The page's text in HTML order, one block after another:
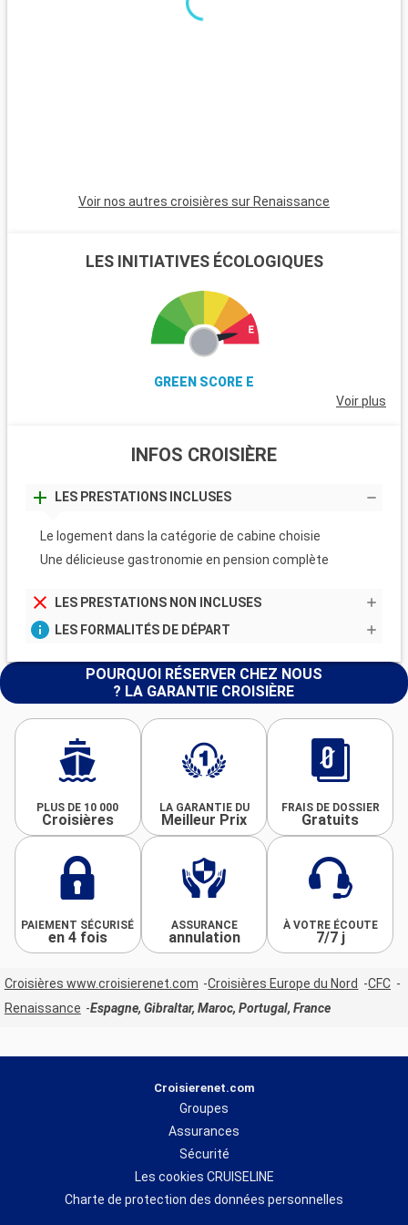
amoureux de la nature. Aix-en-Provence, ville d'art et
Voir nos autres croisières sur Renaissance
LES INITIATIVES ÉCOLOGIQUES
GREEN SCORE E
Voir plus
INFOS CROISIÈRE
LES PRESTATIONS INCLUSES
Le logement dans la catégorie de cabine choisie
Une délicieuse gastronomie en pension complète
LES PRESTATIONS NON INCLUSES
LES FORMALITÉS DE DÉPART
POURQUOI RÉSERVER CHEZ NOUS
? LA GARANTIE CROISIÈRE
PLUS DE 10 000
Croisières
LA GARANTIE DU
Meilleur Prix
FRAIS DE DOSSIER
Gratuits
PAIEMENT SÉCURISÉ
en 4 fois
ASSURANCE
annulation
À VOTRE ÉCOUTE
7/7 j
Croisières www.croisierenet.com Croisières Europe du Nord
CFC
Renaissance
Espagne, Gibraltar, Maroc, Portugal, France
Croisierenet.com
Groupes
Assurances
Sécurité
Les cookies CRUISELINE
Charte de protection des données personnelles